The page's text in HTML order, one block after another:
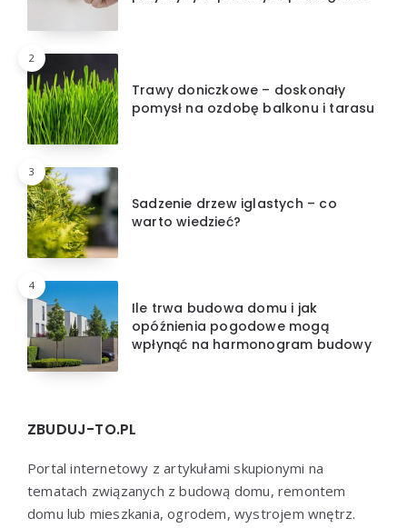
2
Trawy doniczkowe – doskonały
pomysł na ozdobę balkonu i tarasu
3
Sadzenie drzew iglastych – co
warto wiedzieć?
4
Ile trwa budowa domu i jak
opóźnienia pogodowe mogą
wpłynąć na harmonogram budowy
ZBUDUJ-TO.PL
Portal internetowy z artykułami skupionymi na
tematach związanych z budową domu, remontem
domu lub mieszkania, ogrodem, wystrojem wnętrz.